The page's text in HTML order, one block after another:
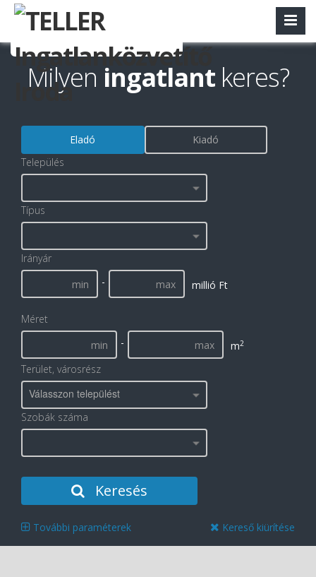
Milyen ingatlant keres?
Eladó
Kiadó
Település
Típus
Irányár
-
millió Ft
Méret
-
m2
Terület, városrész
Válasszon települést
Szobák száma
Keresés
További paraméterek Kereső kiürítése